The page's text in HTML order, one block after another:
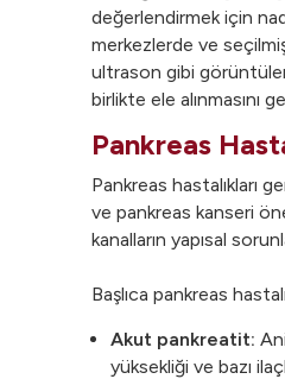
değerlendirmek için
merkezlerde ve
ultrason gibi
birlikte ele alınmasını
Pankreas
Pankreas hastalıkları
ve pankreas kanseri
kanalların yapısal
Başlıca pankreas
Akut pankreatit:
yüksekliği ve bazı